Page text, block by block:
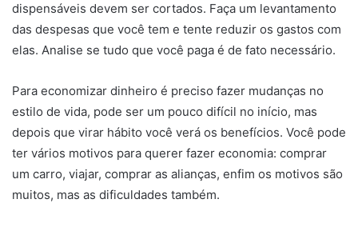
dispensáveis devem ser cortados. Faça um levantamento
das despesas que você tem e tente reduzir os gastos com
elas. Analise se tudo que você paga é de fato necessário.
Para economizar dinheiro é preciso fazer mudanças no
estilo de vida, pode ser um pouco difícil no início, mas
depois que virar hábito você verá os benefícios. Você pode
ter vários motivos para querer fazer economia: comprar
um carro, viajar, comprar as alianças, enfim os motivos são
muitos, mas as dificuldades também.